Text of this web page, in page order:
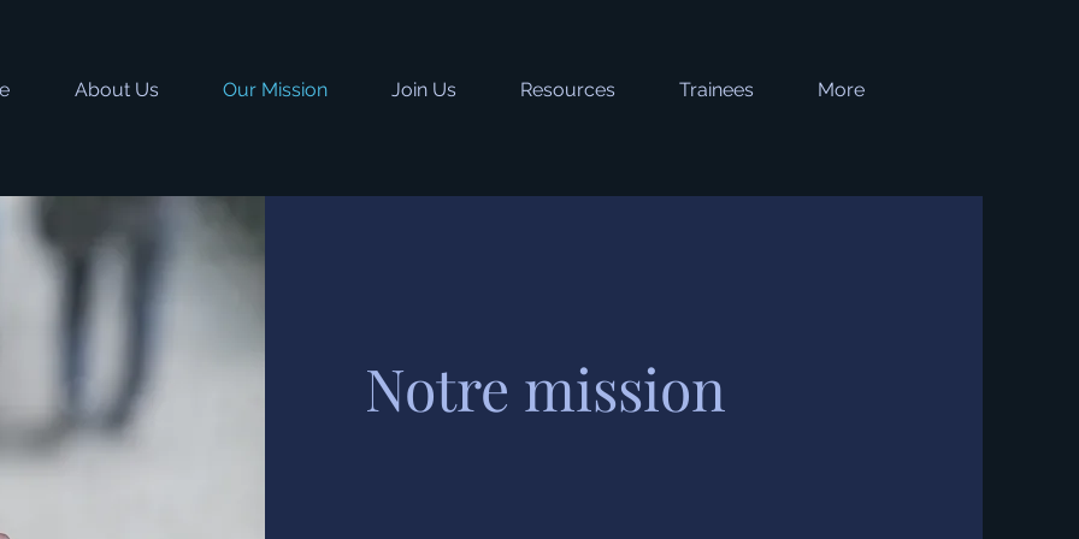
About Us Our Mission Join Us Resources Trainees More
Notre mission